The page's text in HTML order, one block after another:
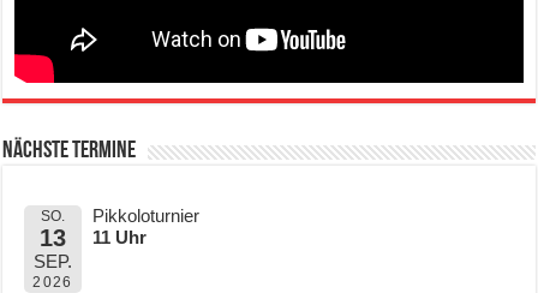
Nächste Termine
SO.
13
SEP.
2026
Pikkoloturnier
11 Uhr